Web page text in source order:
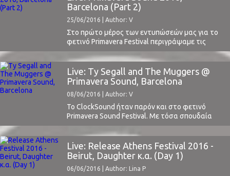
βίντεο για το πολύ όμορφο κομμάτι του,
Opposite House.Το συγκεκριμένο τραγούδι
βρίσκεται στον ...
Barcelona (Part 2)
25/06/2016 | Author: V
Στο πρώτο μέρος των εντυπώσεών μας για το
φετινό Primavera Festival περιγράψαμε τις
εντυπώσεις μας από τη διοργάνωση και live
όπως αυτά των LCD Soundsystem, Tame Impala,
Thee Oh Sees, Savages κ.α.Ολοκληρώνοντας
την καταγραφή των εντυπώσεών μας,
ακολουθεί το δεύτερο μέρος. Η θέα πάνω από
τη σκηνή "Rayban": Radiohead Δεν χρειάζονται
ιδιαίτερες συστάσεις. ...
Live: Ty Segall and The Muggers @
Primavera Sound, Barcelona
08/06/2016 | Author: V
Το ClockSound ήταν παρόν και στο φετινό
Primavera Sound Festival. Με τόσα σπουδαία
ονόματα ήταν αδύνατο να μην αποτελέσει μία
από τις φετινές μας φεστιβαλικές επιλογές. Η
συνολική εμπειρία μας από το φεστιβάλ καθώς
και οι εντυπώσεις μας από σπουδαία ονόματα
που είδαμε (όπως PJ Harvey, LCD Soundsystem,
Sigur Ros, ...
Live: Release Athens Festival 2016 -
Beirut, Daughter κ.α. (Day 1)
06/06/2016 | Author: Lina P